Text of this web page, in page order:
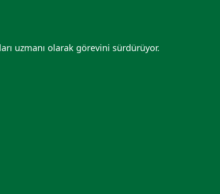
uzmanı olarak görevini sürdürüyor.